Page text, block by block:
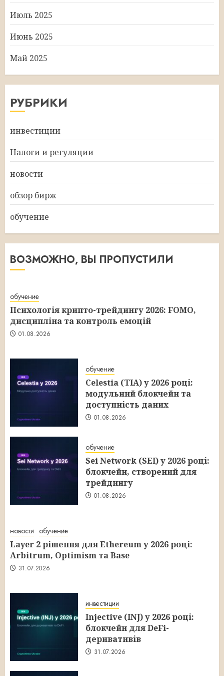
Июль 2025
Июнь 2025
Май 2025
РУБРИКИ
инвестиции
Налоги и регуляции
новости
обзор бирж
обучение
ВОЗМОЖНО, ВЫ ПРОПУСТИЛИ
обучение
Психологія крипто-трейдингу 2026: FOMO,
дисципліна та контроль емоцій
01.08.2026
обучение
Celestia (TIA) у 2026 році:
модульний блокчейн та
доступність даних
01.08.2026
обучение
Sei Network (SEI) у 2026 році:
блокчейн, створений для
трейдингу
01.08.2026
новости обучение
Layer 2 рішення для Ethereum у 2026 році:
Arbitrum, Optimism та Base
31.07.2026
инвестиции
Injective (INJ) у 2026 році:
блокчейн для DeFi-
деривативів
31.07.2026